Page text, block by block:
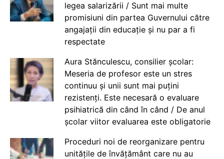
legea salarizării / Sunt mai multe
promisiuni din partea Guvernului către
angajații din educație și nu par a fi
respectate
Aura Stănculescu, consilier școlar:
Meseria de profesor este un stres
continuu și unii sunt mai puțini
rezistenți. Este necesară o evaluare
psihiatrică din când în când / De anul
școlar viitor evaluarea este obligatorie
Proceduri noi de reorganizare pentru
unitățile de învățământ care nu au